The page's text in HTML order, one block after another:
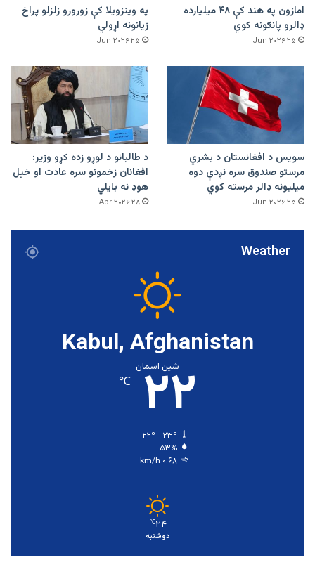
امازون په هند کې ۴۸ میلیارده
ډالرو پانګونه کوي
۲۵ Jun ۲۰۲۶
په وینزویلا کې زورورو زلزلو پراخ
زیانونه اړولي
۲۵ Jun ۲۰۲۶
سویس د افغانستان د بشري
مرستو صندوق سره نږدې دوه
میلیونه ډالر مرسته کوي
۲۵ Jun ۲۰۲۶
د طالبانو د لوړو زده کړو وزیر:
افغانان زخمونو سره عادت او خپل
هوډ نه بایلي
۲۸ Apr ۲۰۲۶
Weather
Kabul, Afghanistan
شین اسمان
۲۲ ℃
۵۳%
۰.۶۸ km/h
۲۴℃
دوشنبه